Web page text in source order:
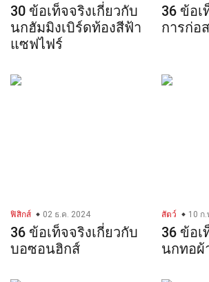
30 ข้อเท็จจริงเกี่ยวกับ
นกฮัมมิงเบิร์ดท้องสีฟ้า
แซฟไฟร์
36 ข้อเ
การก่อ
ฟิสิกส์ 02 ธ.ค. 2024
36 ข้อเท็จจริงเกี่ยวกับ
บอซอนฮิกส์
สัตว์ 10 ก
36 ข้อเ
นกทอผ้